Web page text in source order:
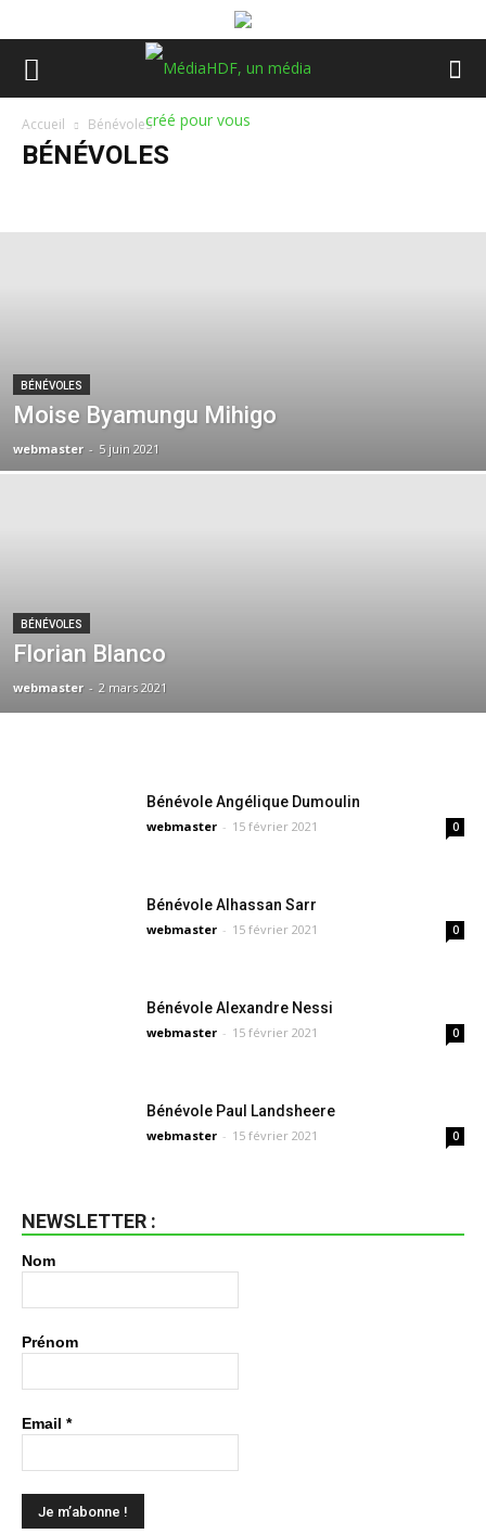
Accueil Bénévoles
BÉNÉVOLES
BÉNÉVOLES
Moise Byamungu Mihigo
webmaster - 5 juin 2021
BÉNÉVOLES
Florian Blanco
webmaster - 2 mars 2021
Bénévole Angélique Dumoulin
webmaster - 15 février 2021 0
Bénévole Alhassan Sarr
webmaster - 15 février 2021 0
Bénévole Alexandre Nessi
webmaster - 15 février 2021 0
Bénévole Paul Landsheere
webmaster - 15 février 2021 0
NEWSLETTER :
Nom
Prénom
Email *